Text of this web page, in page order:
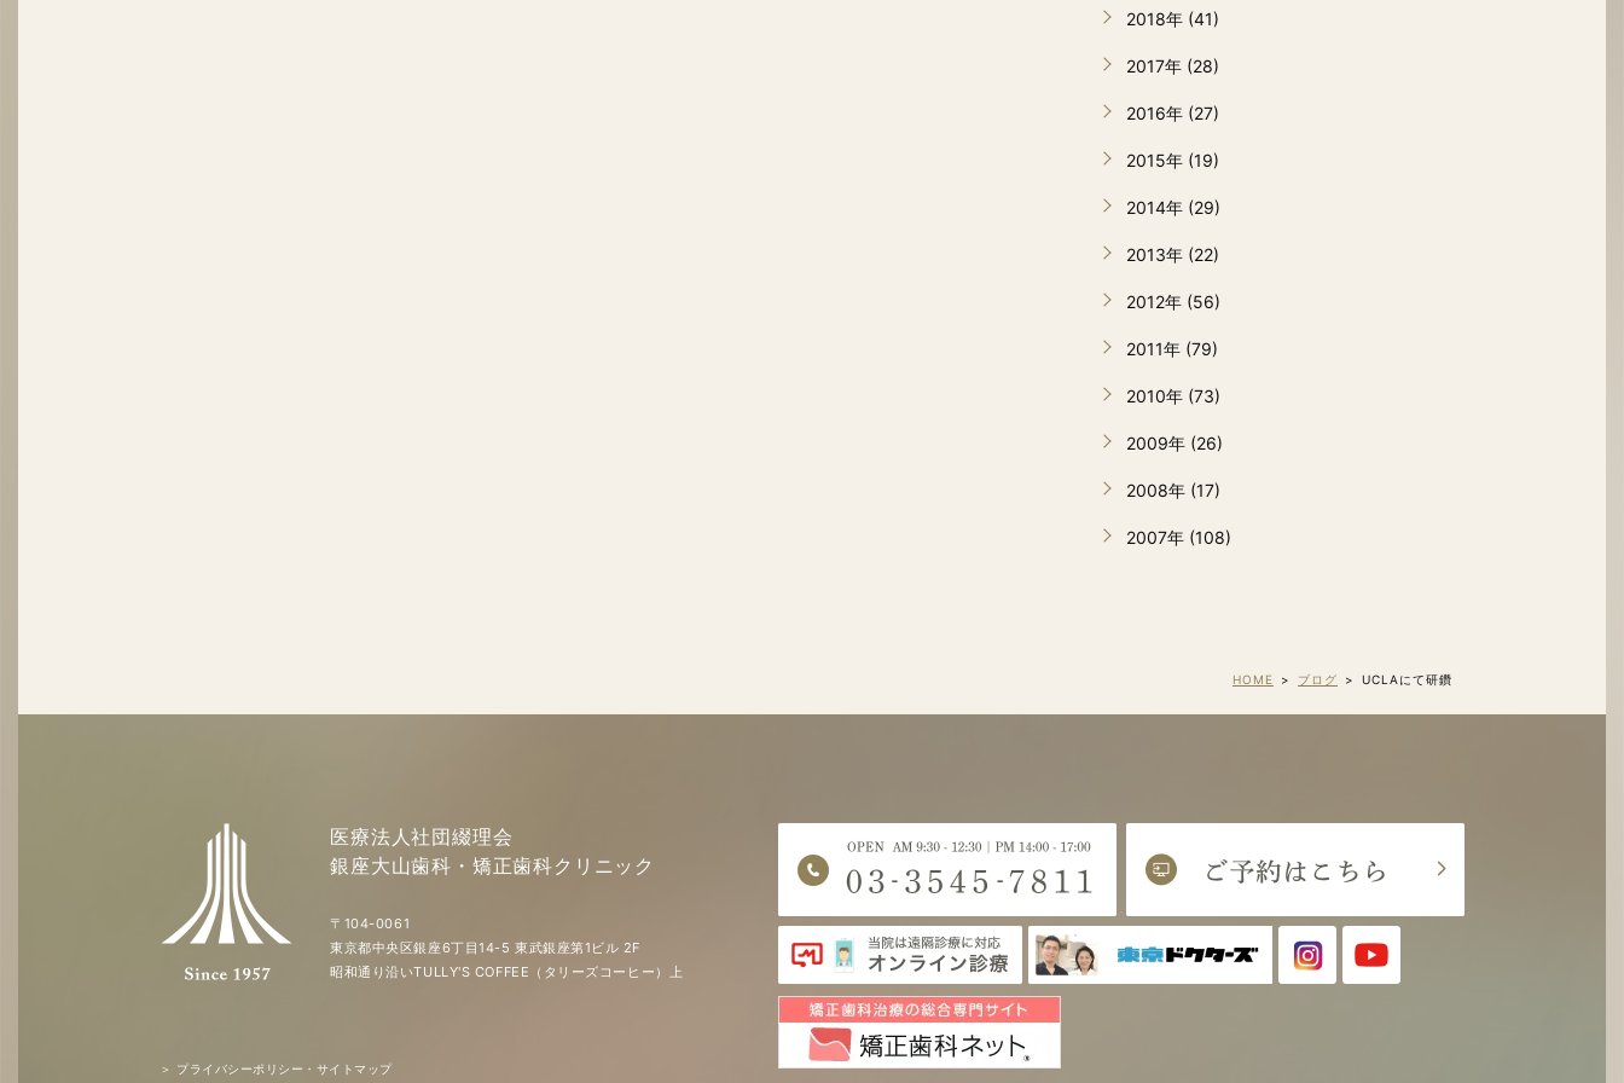
2018年 (41)
2017年 (28)
2016年 (27)
2015年 (19)
2014年 (29)
2013年 (22)
2012年 (56)
2011年 (79)
2010年 (73)
2009年 (26)
2008年 (17)
2007年 (108)
HOME ブログ UCLAにて研鑽
医療法人社団綴理会
銀座大山歯科・矯正歯科クリニック
〒104-0061
東京都中央区銀座6丁目14-5 東武銀座第1ビル 2F
昭和通り沿いTULLY'S COFFEE（タリーズコーヒー）上
＞ プライバシーポリシー・サイトマップ